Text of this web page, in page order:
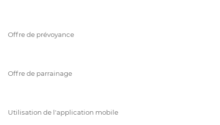
Offre de prévoyance
Offre de parrainage
Utilisation de l'application mobile